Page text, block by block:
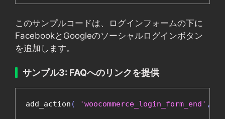
このサンプルコードは、ログインフォームの下に
FacebookとGoogleのソーシャルログインボタン
を追加します。
サンプル3: FAQへのリンクを提供
add_action ( 'woocommerce_login_form_end' ,